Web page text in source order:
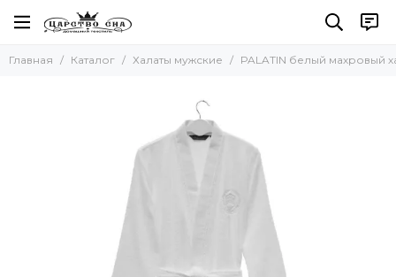
Халаты мужские
Главная Каталог Халаты мужские PALATIN белый махровый